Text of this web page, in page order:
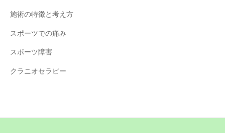
施術の特徴と考え方
スポーツでの痛み
スポーツ障害
クラニオセラピー